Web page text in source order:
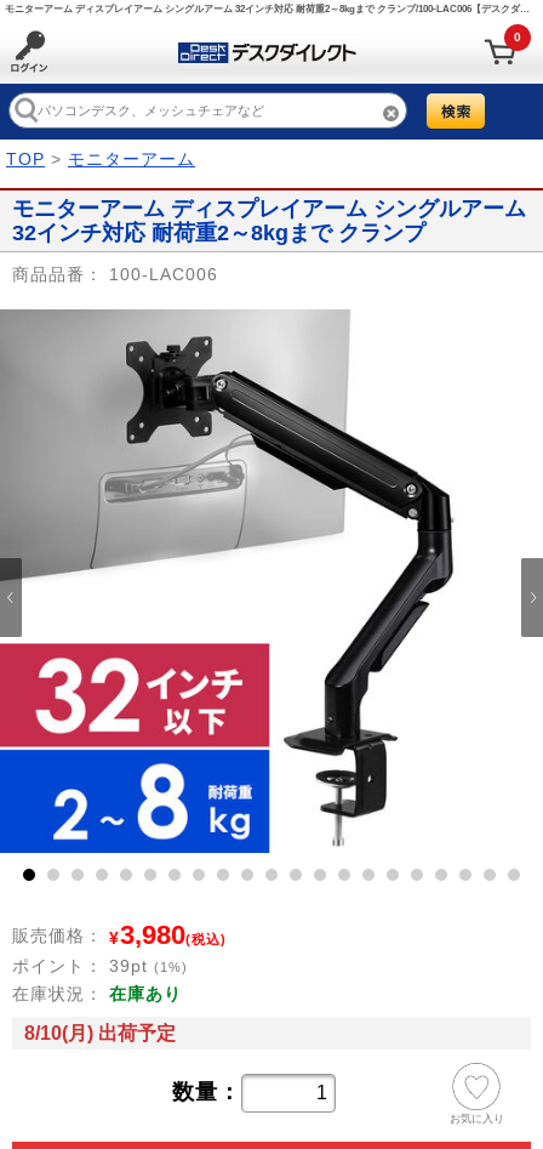
モニターアーム ディスプレイアーム シングルアーム 32インチ対応 耐荷重2～8kgまで クランプ/100-LAC006【デスクダイレクト】
0
TOP > モニターアーム
モニターアーム ディスプレイアーム シングルアーム
32インチ対応 耐荷重2～8kgまで クランプ
商品品番： 100-LAC006
10 11 12 13 14 15 16 17 18 19 20
販売価格： ¥3,980(税込)
ポイント： 39pt (1%)
在庫状況： 在庫あり
8/10(月) 出荷予定
数量：
お気に入り